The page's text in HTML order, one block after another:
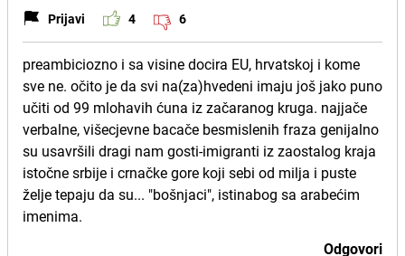
Prijavi 4 6
preambiciozno i sa visine docira EU, hrvatskoj i kome
sve ne. očito je da svi na(za)hvedeni imaju još jako puno
učiti od 99 mlohavih ćuna iz začaranog kruga. najjače
verbalne, višecjevne bacače besmislenih fraza genijalno
su usavršili dragi nam gosti-imigranti iz zaostalog kraja
istočne srbije i crnačke gore koji sebi od milja i puste
želje tepaju da su... "bošnjaci", istinabog sa arabećim
imenima.
Odgovori